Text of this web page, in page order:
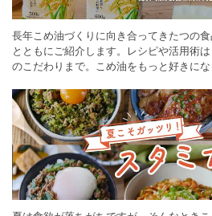
長年こめ油づくりに向き合ってきたつの
とともにご紹介します。レシピや活用術
のこだわりまで。こめ油をもっと好きに